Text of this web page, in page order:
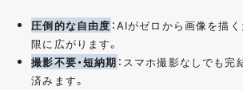
圧倒的な自由度 ：AIがゼロから画像を描
限に広がります。
撮影不要・短納期 ：スマホ撮影なしでも完
済みます。